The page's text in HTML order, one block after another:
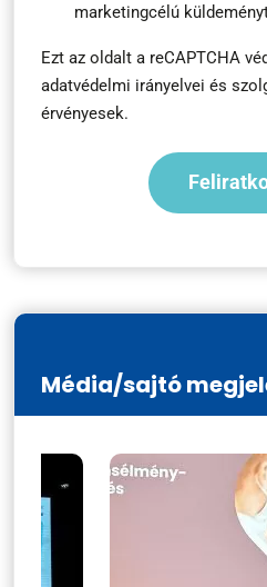
marketingcélú
Ezt az oldalt a reCAPTCHA
adatvédelmi irányelvei és
érvényesek.
Média/sajtó